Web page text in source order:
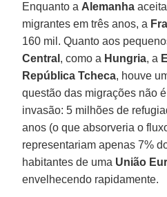
Enquanto a Alemanha
migrantes em três anos, a
160 mil. Quanto aos
Central , como a Hungria, a
República Tcheca, houve
questão das migrações não
invasão: 5 milhões de
anos (o que absorveria o
representariam apenas 7%
habitantes de uma União
envelhecendo rapidamente.